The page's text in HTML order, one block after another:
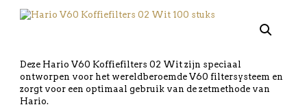
Deze Hario V60 Koffiefilters 02 Wit zijn speciaal
ontworpen voor het wereldberoemde V60 filtersysteem en
zorgt voor een optimaal gebruik van de zetmethode van
Hario.